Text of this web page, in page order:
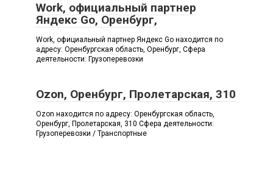
Work, официальный партнер
Яндекс Go, Оренбург,
Work, официальный партнер Яндекс Go находится по
адресу: Оренбургская область, Оренбург, Сфера
деятельности: Грузоперевозки
Ozon, Оренбург, Пролетарская, 310
Ozon находится по адресу: Оренбургская область,
Оренбург, Пролетарская, 310 Сфера деятельности:
Грузоперевозки / Транспортные